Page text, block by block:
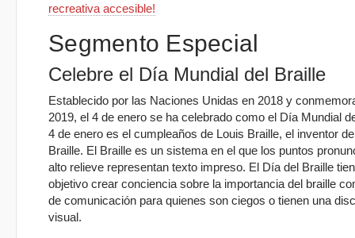
recreativa accesible!
Segmento Especial
Celebre el Día Mundial del Braille
Establecido por las Naciones Unidas en 2018 y
2019, el 4 de enero se ha celebrado como el Día Mundial
4 de enero es el cumpleaños de Louis Braille, el inventor
Braille. El Braille es un sistema en el que los puntos
alto relieve representan texto impreso. El Día del Braille
objetivo crear conciencia sobre la importancia del braille
de comunicación para quienes son ciegos o tienen una
visual.